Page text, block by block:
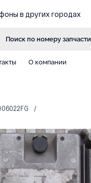
в других городах
Поиск по номеру запчасти
О компании